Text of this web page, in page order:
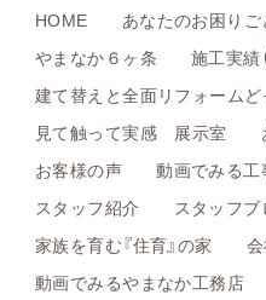
HOME
あなたのお困り
やまなか６ヶ条
施工実績
建て替えと全面リフォーム
見て触って実感 展示室
お客様の声
動画でみる工
スタッフ紹介
スタッフブ
家族を育む『住育』の家
動画でみるやまなか工務店